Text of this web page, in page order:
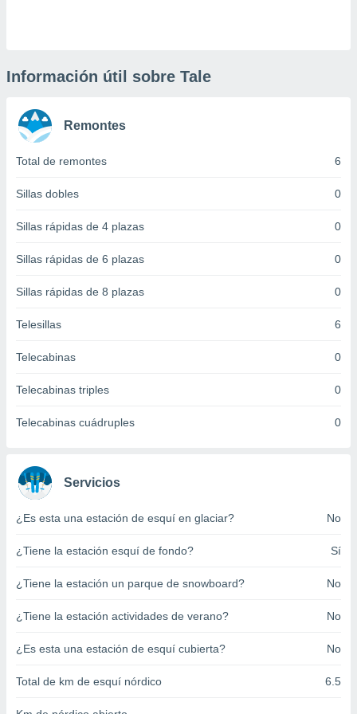
únicos
similares
como
de
en
a lo que
su
en
en
de
o acceder
perfiles
Información útil sobre Tale
Remontes
Total de remontes 6
Sillas dobles 0
Sillas rápidas de 4 plazas 0
Sillas rápidas de 6 plazas 0
Sillas rápidas de 8 plazas 0
Telesillas 6
Telecabinas 0
Telecabinas triples 0
Telecabinas cuádruples 0
Servicios
¿Es esta una estación de esquí en glaciar? No
¿Tiene la estación esquí de fondo? Sí
¿Tiene la estación un parque de snowboard? No
¿Tiene la estación actividades de verano? No
¿Es esta una estación de esquí cubierta? No
Total de km de esquí nórdico 6.5